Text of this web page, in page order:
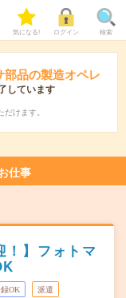
気になる! ログイン 検索
部品の製造オペレ
しています
けます。
仕事
！】フォトマ
OK 派遣